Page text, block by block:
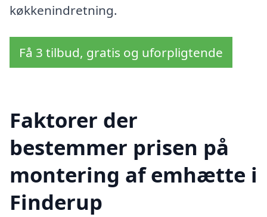
køkkenindretning.
Få 3 tilbud, gratis og uforpligtende
Faktorer der
bestemmer prisen på
montering af emhætte i
Finderup